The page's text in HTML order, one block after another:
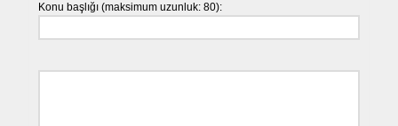
Konu başlığı (maksimum uzunluk: 80):